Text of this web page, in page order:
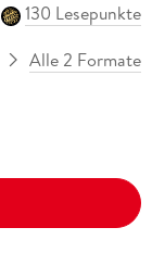
130 Lesepunkte
Alle 2 Formate